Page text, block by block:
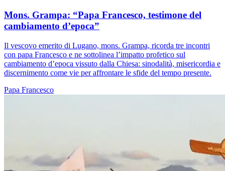
Mons. Grampa: “Papa Francesco, testimone del
cambiamento d’epoca”
Il vescovo emerito di Lugano, mons. Grampa, ricorda tre incontri
con papa Francesco e ne sottolinea l’impatto profetico sul
cambiamento d’epoca vissuto dalla Chiesa: sinodalità, misericordia e
discernimento come vie per affrontare le sfide del tempo presente.
Papa Francesco